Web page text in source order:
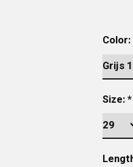
Color:
Size:*